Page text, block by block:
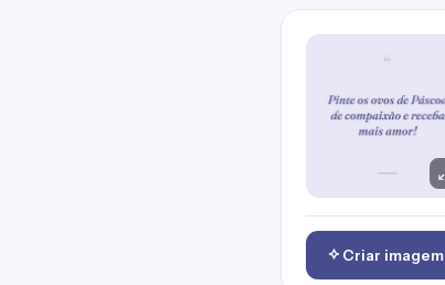
Criar imagem